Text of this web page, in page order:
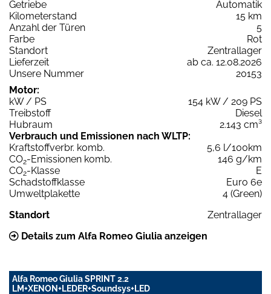
Getriebe
Automatik
Kilometerstand
15 km
Anzahl der Türen
5
Farbe
Rot
Standort
Zentrallager
Lieferzeit
ab ca. 12.08.2026
Unsere Nummer
20153
Motor:
kW / PS
154 kW / 209 PS
Treibstoff
Diesel
Hubraum
2.143 cm³
Verbrauch und Emissionen nach WLTP:
Kraftstoffverbr. komb.
5,6 l/100km
CO2-Emissionen komb.
146 g/km
CO2-Klasse
E
Schadstoffklasse
Euro 6e
Umweltplakette
4 (Green)
Standort
Zentrallager
Details zum Alfa Romeo Giulia anzeigen
Alfa Romeo Giulia SPRINT 2.2
LM+XENON+LEDER+Soundsys+LED